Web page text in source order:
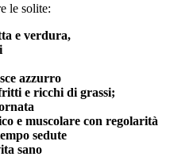
le solite:
e verdura,
azzurro
e ricchi di grassi;
e muscolare con regolarità
sedute
sano